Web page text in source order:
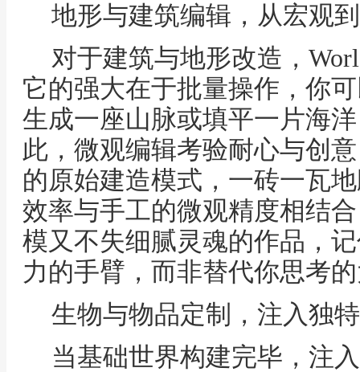
地形与建筑编辑，从宏观
对于建筑与地形改造，
它的强大在于批量操作，你
生成一座山脉或填平一片海
此，微观编辑考验耐心与创
的原始建造模式，一砖一瓦
效率与手工的微观精度相结
模又不失细腻灵魂的作品，
力的手臂，而非替代你思考
生物与物品定制，注入独
当基础世界构建完毕，注